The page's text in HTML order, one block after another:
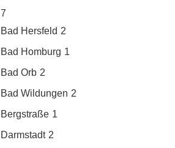
7
Bad Hersfeld 2
Bad Homburg 1
Bad Orb 2
Bad Wildungen 2
Bergstraße 1
Darmstadt 2